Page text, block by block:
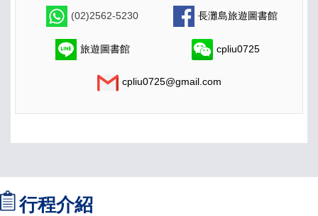
(02)2562-5230 長灘島旅遊圖書館
旅遊圖書館 cpliu0725
cpliu0725@gmail.com
行程介紹